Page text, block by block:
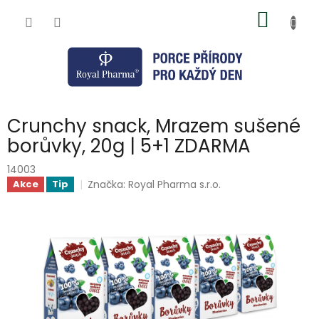
KOŠÍK
Crunchy snack, Mrazem sušené
borůvky, 20g | 5+1 ZDARMA
14003
Akce Tip Značka:Royal Pharma s.r.o.